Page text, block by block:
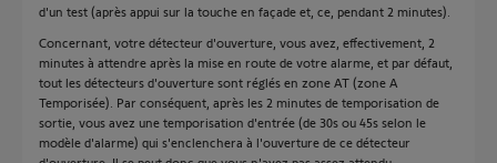
d'un test (après appui sur la touche en façade et, ce, pendant 2 minutes).
Concernant, votre détecteur d'ouverture, vous avez, effectivement, 2
minutes à attendre après la mise en route de votre alarme, et par défaut,
tout les détecteurs d'ouverture sont réglés en zone AT (zone A
Temporisée). Par conséquent, après les 2 minutes de temporisation de
sortie, vous avez une temporisation d'entrée (de 30s ou 45s selon le
modèle d'alarme) qui s'enclenchera à l'ouverture de ce détecteur